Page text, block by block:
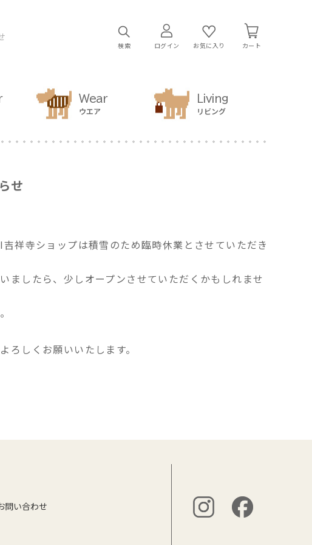
検索 ログイン お気に入り カート
Wear
ウエア
Living
リビング
せ
祥寺ショップは積雪のため臨時休業とさせていただき
ましたら、少しオープンさせていただくかもしれませ
ろしくお願いいたします。
問い合わせ